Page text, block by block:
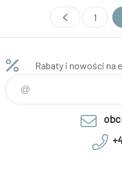
odolnou a přitom
komfortní,
větru odolnou a
či XC. Špičkové
1
Rabaty i nowości na